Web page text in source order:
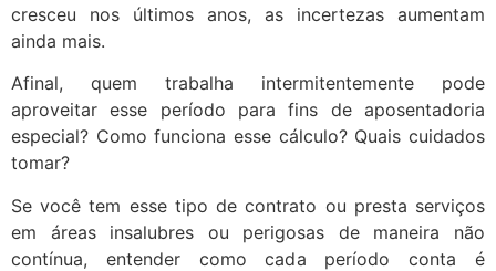
cresceu nos últimos anos, as incertezas aumentam
ainda mais.
Afinal, quem trabalha intermitentemente pode
aproveitar esse período para fins de aposentadoria
especial? Como funciona esse cálculo? Quais cuidados
tomar?
Se você tem esse tipo de contrato ou presta serviços
em áreas insalubres ou perigosas de maneira não
contínua, entender como cada período conta é